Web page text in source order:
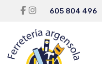
605 804 496